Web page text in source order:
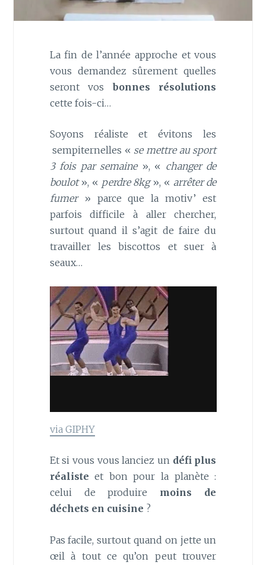
La fin de l’année approche et vous
vous demandez sûrement quelles
seront vos bonnes résolutions
cette fois-ci…
Soyons réaliste et évitons les
sempiternelles « se mettre au sport
3 fois par semaine », « changer de
boulot», « perdre 8kg», « arrêter de
fumer» parce que la motiv’ est
parfois difficile à aller chercher,
surtout quand il s’agit de faire du
travailler les biscottos et suer à
seaux…
via GIPHY
Et si vous vous lanciez un défi plus
réaliste et bon pour la planète :
celui de produire moins de
déchets en cuisine ?
Pas facile, surtout quand on jette un
œil à tout ce qu’on peut trouver